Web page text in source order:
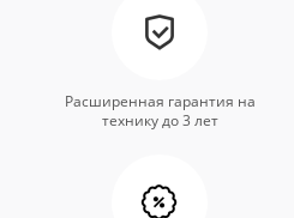
Расширенная гарантия на
технику до 3 лет